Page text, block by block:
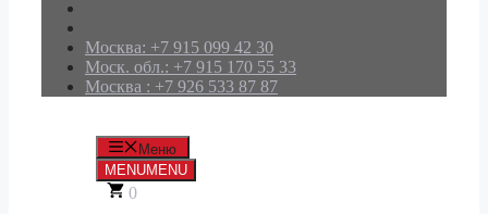
Москва: +7 915 099 42 30
Моск. обл.: +7 915 170 55 33
Москва : +7 926 533 87 87
Меню
MENUMENU
0